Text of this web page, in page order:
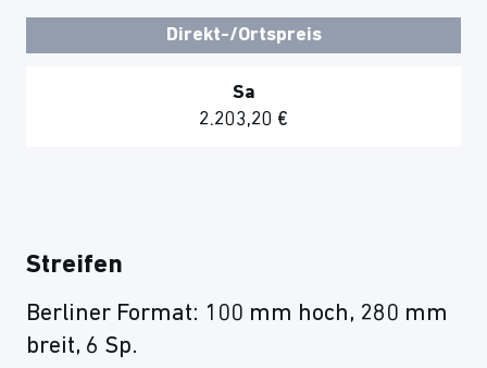
Direkt-/Ortspreis
Sa
2.203,20 €
Streifen
Berliner Format: 100 mm hoch, 280 mm
breit, 6 Sp.